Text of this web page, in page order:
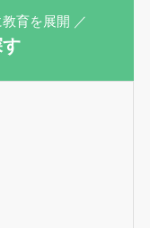
育を展開 ／